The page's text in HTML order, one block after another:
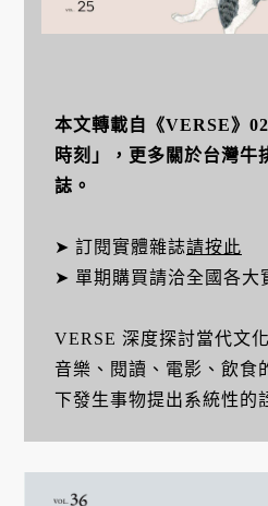
本文轉載自《VERSE》
時刻」，更多關於台灣牛
誌。
➤ 訂閱實體雜誌請按此
➤ 單期購買請洽全國各大
VERSE 深度探討當代文
音樂、閱讀、電影、飲食
下發生事物提出系統性的